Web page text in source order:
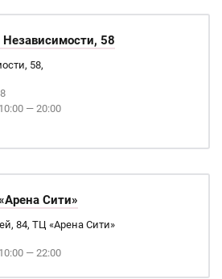
58
58,
— 20:00
Сити»
84, ТЦ «Арена Сити»
— 22:00